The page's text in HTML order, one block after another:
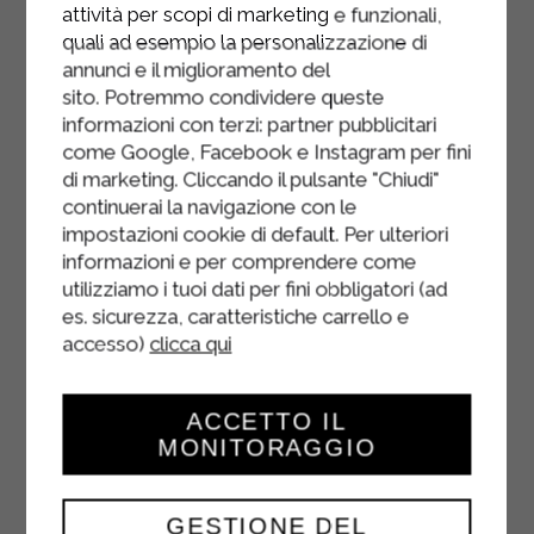
attività per scopi di marketing e funzionali,
quali ad esempio la personalizzazione di
annunci e il miglioramento del
sito. Potremmo condividere queste
informazioni con terzi: partner pubblicitari
come Google, Facebook e Instagram per fini
di marketing. Cliccando il pulsante "Chiudi"
continuerai la navigazione con le
impostazioni cookie di default. Per ulteriori
informazioni e per comprendere come
utilizziamo i tuoi dati per fini obbligatori (ad
es. sicurezza, caratteristiche carrello e
accesso) clicca qui
GESTIONE DEL
ACCETTO IL
MONITORAGGIO